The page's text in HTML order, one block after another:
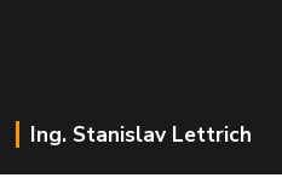
Ing. Stanislav Lettrich